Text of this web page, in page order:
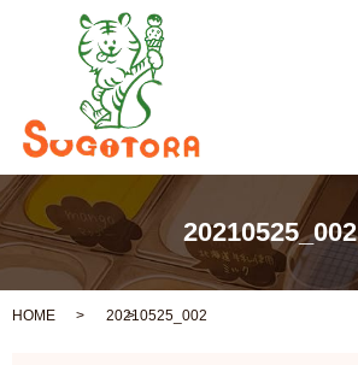
20210525_002
HOME 20210525_002